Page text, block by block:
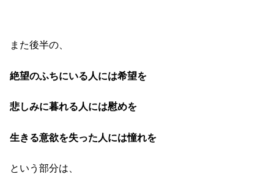
また後半の、
絶望のふちにいる人には希望を
悲しみに暮れる人には慰めを
生きる意欲を失った人には憧れを
という部分は、